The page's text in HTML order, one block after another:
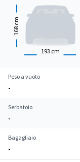
193 cm
168
cm
Peso a vuoto
-
Serbatoio
-
Bagagliaio
-